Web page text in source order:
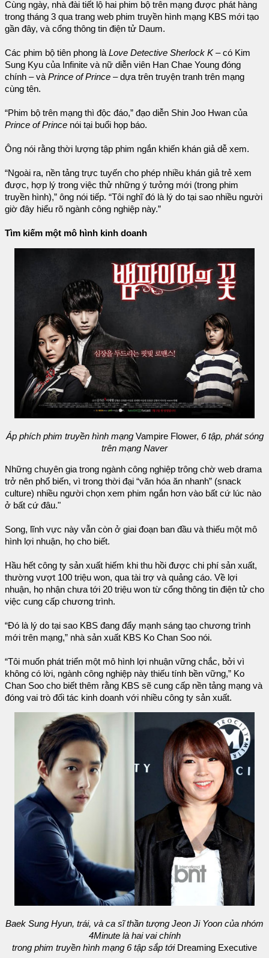
Cùng ngày, nhà đài tiết lộ hai phim bộ trên mạng được phát hàng
trong tháng 3 qua trang web phim truyền hình mạng KBS mới tạo
gần đây, và cổng thông tin điện tử Daum.
Các phim bộ tiên phong làLove Detective Sherlock K– có Kim
Sung Kyu của Infinite và nữ diễn viên Han Chae Young đóng
chính – vàPrince of Prince – dựa trên truyện tranh trên mạng
cùng tên.
“Phim bộ trên mạng thì độc đáo,” đạo diễn Shin Joo Hwan của
Prince of Prince nói tại buổi họp báo.
Ông nói rằng thời lượng tập phim ngắn khiến khán giả dễ xem.
“Ngoài ra, nền tảng trực tuyến cho phép nhiều khán giả trẻ xem
được, hợp lý trong việc thử những ý tưởng mới (trong phim
truyền hình),” ông nói tiếp. “Tôi nghĩ đó là lý do tại sao nhiều người
giờ đây hiểu rõ ngành công nghiệp này.”
Tìm kiếm một mô hình kinh doanh
Áp phích phim truyền hình mạngVampire Flower, 6 tập, phát sóng
trên mạng Naver
Những chuyên gia trong ngành công nghiệp trông chờ web drama
trở nên phổ biến, vì trong thời đại “văn hóa ăn nhanh” (snack
culture) nhiều người chọn xem phim ngắn hơn vào bất cứ lúc nào
ở bất cứ đâu."
Song, lĩnh vực này vẫn còn ở giai đoạn ban đầu và thiếu một mô
hình lợi nhuận, họ cho biết.
Hầu hết công ty sản xuất hiếm khi thu hồi được chi phí sản xuất,
thường vượt 100 triệu won, qua tài trợ và quảng cáo. Về lợi
nhuận, họ nhận chưa tới 20 triệu won từ cổng thông tin điện tử cho
việc cung cấp chương trình.
“Đó là lý do tại sao KBS đang đẩy mạnh sáng tạo chương trình
mới trên mạng,” nhà sản xuất KBS Ko Chan Soo nói.
“Tôi muốn phát triển một mô hình lợi nhuận vững chắc, bởi vì
không có lời, ngành công nghiệp này thiếu tính bền vững,” Ko
Chan Soo cho biết thêm rằng KBS sẽ cung cấp nền tảng mạng và
đóng vai trò đối tác kinh doanh với nhiều công ty sản xuất.
Baek Sung Hyun, trái, và ca sĩ thần tượng Jeon Ji Yoon của nhóm
4Minute là hai vai chính
trong phim truyền hình mạng 6 tập sắp tớiDreaming Executive